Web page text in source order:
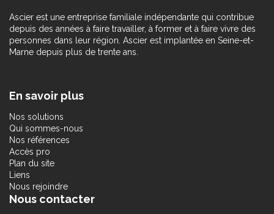
Ascier est une entreprise familiale indépendante qui contribue
depuis des années à faire travailler, à former et à faire vivre des
personnes dans leur région. Ascier est implantée en Seine-et-
Marne depuis plus de trente ans.
En savoir plus
Nos solutions
Qui sommes-nous
Nos références
Accès pro
Plan du site
Liens
Nous rejoindre
Nous contacter